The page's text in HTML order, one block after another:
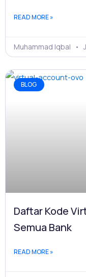
READ MORE »
Muhammad Iqbal
BLOG
Daftar Kode
Semua Bank
READ MORE »